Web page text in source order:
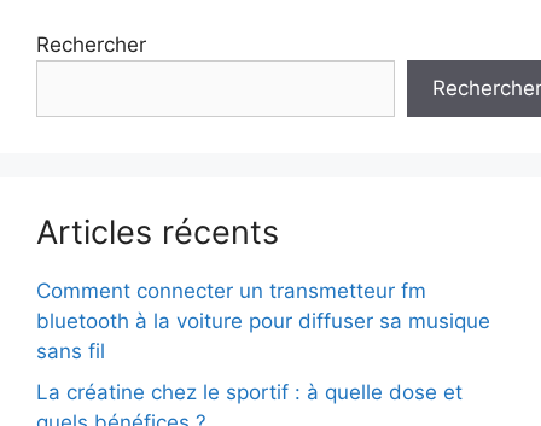
Rechercher
Rechercher
Articles récents
Comment connecter un transmetteur fm
bluetooth à la voiture pour diffuser sa musique
sans fil
La créatine chez le sportif : à quelle dose et